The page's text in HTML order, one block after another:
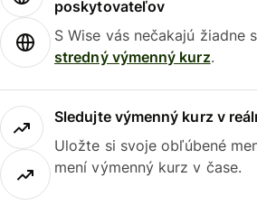
poskytovateľov
S Wise vás nečakajú žiadne
stredný výmenný kurz.
Sledujte výmenný kurz v
Uložte si svoje obľúbené
mení výmenný kurz v čase.